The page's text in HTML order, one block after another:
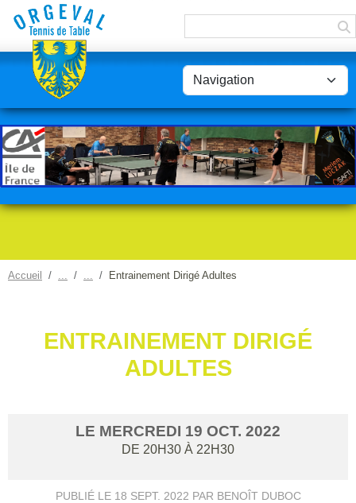
Accueil Entrainement Dirigé Adultes
ENTRAINEMENT DIRIGÉ
ADULTES
LE MERCREDI 19 OCT. 2022
DE 20H30 À 22H30
PUBLIÉ LE 18 SEPT. 2022 PAR BENOÎT DUBOC
Panneau de gestion des cookies